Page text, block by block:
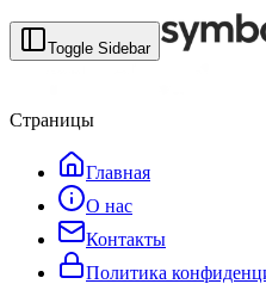
Toggle Sidebar
Страницы
Главная
О нас
Контакты
Политика